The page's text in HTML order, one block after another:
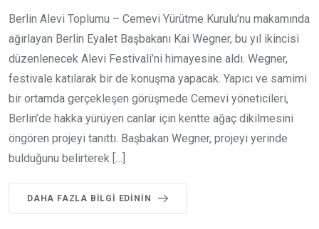
Berlin Alevi Toplumu – Cemevi Yürütme Kurulu’nu makamında
ağırlayan Berlin Eyalet Başbakanı Kai Wegner, bu yıl ikincisi
düzenlenecek Alevi Festivali’ni himayesine aldı. Wegner,
festivale katılarak bir de konuşma yapacak. Yapıcı ve samimi
bir ortamda gerçekleşen görüşmede Cemevi yöneticileri,
Berlin’de hakka yürüyen canlar için kentte ağaç dikilmesini
öngören projeyi tanıttı. Başbakan Wegner, projeyi yerinde
bulduğunu belirterek […]
DAHA FAZLA BILGI EDININ